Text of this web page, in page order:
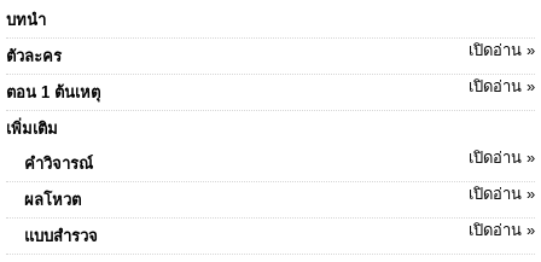
บทนำ
ตัวละคร
เปิดอ่าน »
ตอน 1 ต้นเหตุ เปิดอ่าน »
เพิ่มเติม
คำวิจารณ์
เปิดอ่าน »
ผลโหวต เปิดอ่าน »
แบบสำรวจ เปิดอ่าน »